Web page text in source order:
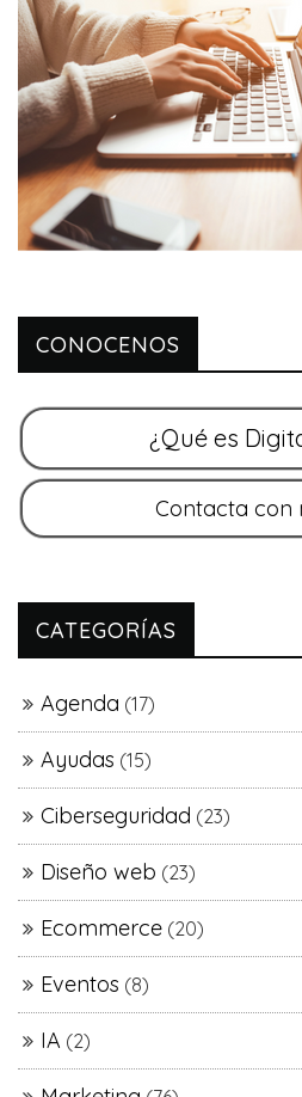
CONOCENOS
CATEGORÍAS
Agenda (17)
Ayudas (15)
Ciberseguridad (23)
Diseño web (23)
Ecommerce (20)
Eventos (8)
IA (2)